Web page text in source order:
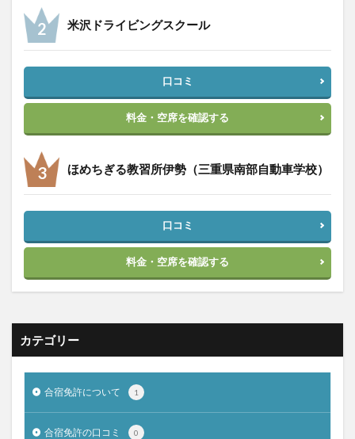
米沢ドライビングスクール
口コミ
料金・空席を確認する
ほめちぎる教習所伊勢（三重県南部自動車学校）
口コミ
料金・空席を確認する
カテゴリー
合宿免許について 1
合宿免許の口コミ 0